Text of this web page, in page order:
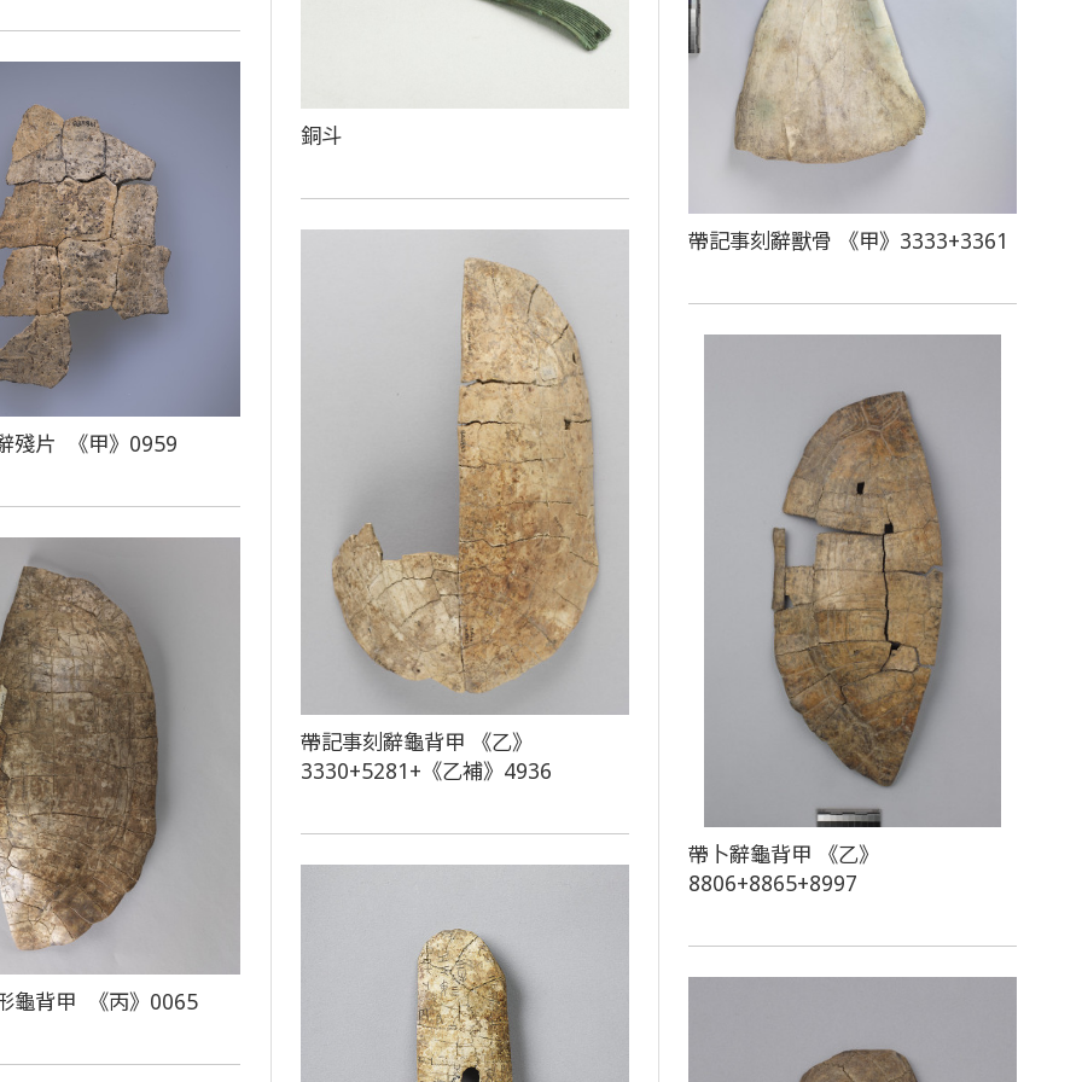
銅斗
帶記事刻辭獸骨 《甲》3333+3361
殘片 《甲》0959
帶記事刻辭龜背甲 《乙》
3330+5281+《乙補》4936
帶卜辭龜背甲 《乙》
8806+8865+8997
龜背甲 《丙》0065